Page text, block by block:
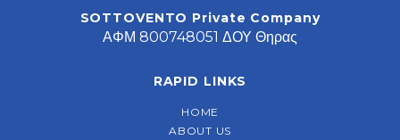
SOTTOVENTO Private Company
ΑΦΜ 800748051 ΔΟΥ Θηρας
RAPID LINKS
HOME
ABOUT US